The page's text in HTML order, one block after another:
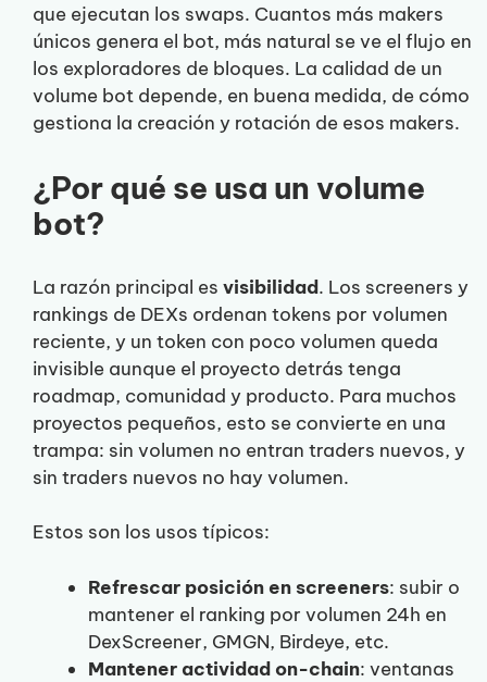
que ejecutan los swaps. Cuantos más makers
únicos genera el bot, más natural se ve el flujo en
los exploradores de bloques. La calidad de un
volume bot depende, en buena medida, de cómo
gestiona la creación y rotación de esos makers.
¿Por qué se usa un volume
bot?
La razón principal es visibilidad. Los screeners y
rankings de DEXs ordenan tokens por volumen
reciente, y un token con poco volumen queda
invisible aunque el proyecto detrás tenga
roadmap, comunidad y producto. Para muchos
proyectos pequeños, esto se convierte en una
trampa: sin volumen no entran traders nuevos, y
sin traders nuevos no hay volumen.
Estos son los usos típicos:
Refrescar posición en screeners: subir o
mantener el ranking por volumen 24h en
DexScreener, GMGN, Birdeye, etc.
Mantener actividad on-chain: ventanas